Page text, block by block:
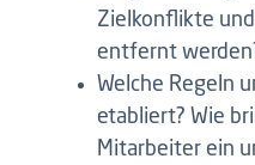
Zielkonflikte
entfernt
Welche Regeln
etabliert? Wie
Mitarbeiter ein